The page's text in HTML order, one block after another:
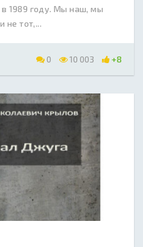
1989 году. Мы наш, мы
не тот,...
0 10 003 +8